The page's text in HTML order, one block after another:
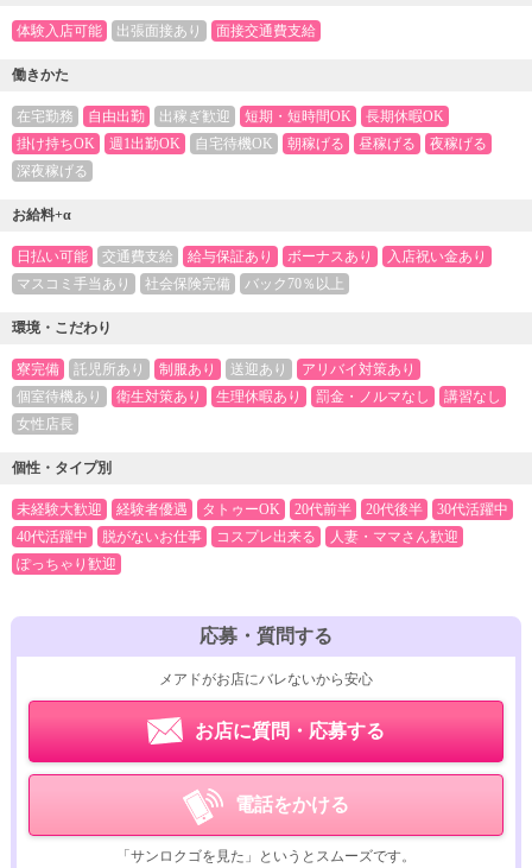
体験入店可能 出張面接あり 面接交通費支給
働きかた
在宅勤務 自由出勤 出稼ぎ歓迎 短期・短時間OK
長期休暇OK
掛け持ちOK
週1出勤OK 自宅待機OK 朝稼げる 昼稼げる
夜稼げる
深夜稼げる
お給料+α
日払い可能 交通費支給 給与保証あり ボーナスあり
入店祝い金あり
マスコミ手当あり
社会保険完備 バック70％以上
環境・こだわり
寮完備 託児所あり 制服あり 送迎あり
アリバイ対策あり
個室待機あり
衛生対策あり 生理休暇あり 罰金・ノルマなし
講習なし
女性店長
個性・タイプ別
未経験大歓迎 経験者優遇 タトゥーOK 20代前半 20代後半
30代活躍中
40代活躍中
脱がないお仕事 コスプレ出来る
人妻・ママさん歓迎
ぽっちゃり歓迎
応募・質問する
メアドがお店にバレないから安心
お店に質問・応募する
電話をかける
「サンロクゴを見た」というとスムーズです。